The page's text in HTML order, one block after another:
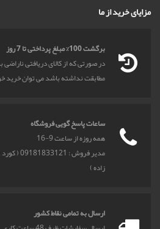
مزایای خرید از ما
برگشت 100% مبلغ پرداختی تا 7 روز
در صورتی که از کالای دریافتی ناراضی
مطابقت نداشته باشد می توان خرید
ساعات پاسخ گویی فروشگاه
همه روزه از ساعت 9-16
زاده )
ارسال به تمامی نقاط کشور